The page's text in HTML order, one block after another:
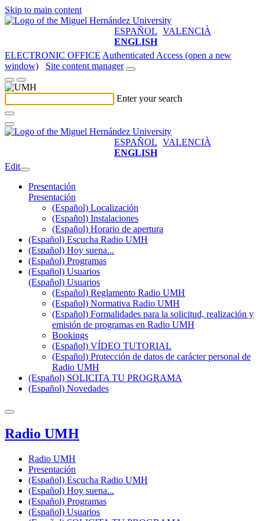
Skip to main content
ESPAÑOL VALENCIÀ
ENGLISH
ELECTRONIC OFFICE Authenticated Access (open a new
window)
Site content manager
Enter your search
ESPAÑOL VALENCIÀ
ENGLISH
Edit
Presentación
Presentación
(Español) Localización
(Español) Instalaciones
(Español) Horario de apertura
(Español) Escucha Radio UMH
(Español) Hoy suena...
(Español) Programas
(Español) Usuarios
(Español) Usuarios
(Español) Reglamento Radio UMH
(Español) Normativa Radio UMH
(Español) Formalidades para la solicitud, realización y
emisión de programas en Radio UMH
Bookings
(Español) VÍDEO TUTORIAL
(Español) Protección de datos de carácter personal de
Radio UMH
(Español) SOLICITA TU PROGRAMA
(Español) Novedades
Radio UMH
Radio UMH
Presentación
(Español) Escucha Radio UMH
(Español) Hoy suena...
(Español) Programas
(Español) Usuarios